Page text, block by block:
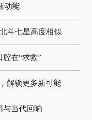
动能
斗七星高度相似
在“求救”
解锁更多新可能
与当代回响